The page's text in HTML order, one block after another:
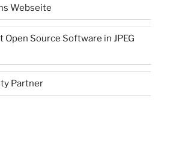
Webseite
Open Source Software in JPEG
Partner